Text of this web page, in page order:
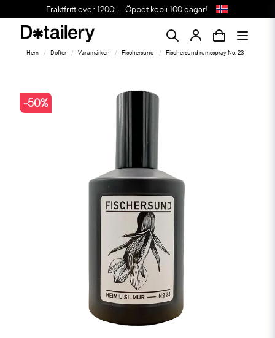
Fraktfritt över 1200:- Öppet köp i 100 dagar!
Hem Dofter Varumärken Fischersund Fischersund rumsspray No. 23
-50%